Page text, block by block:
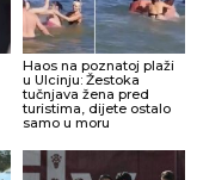
Haos na poznatoj plaži
u Ulcinju: Žestoka
tučnjava žena pred
turistima, dijete ostalo
samo u moru